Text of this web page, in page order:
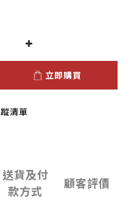
立即購買
清單
送貨及付
款方式
顧客評價